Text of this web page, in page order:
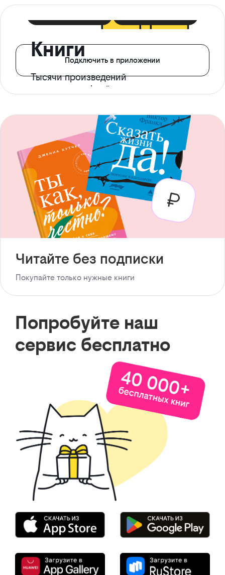
Книги
Тысячи произведений
с доступом офлайн
Подключить в приложении
Читайте без подписки
Покупайте только нужные книги
Попробуйте наш
сервис бесплатно